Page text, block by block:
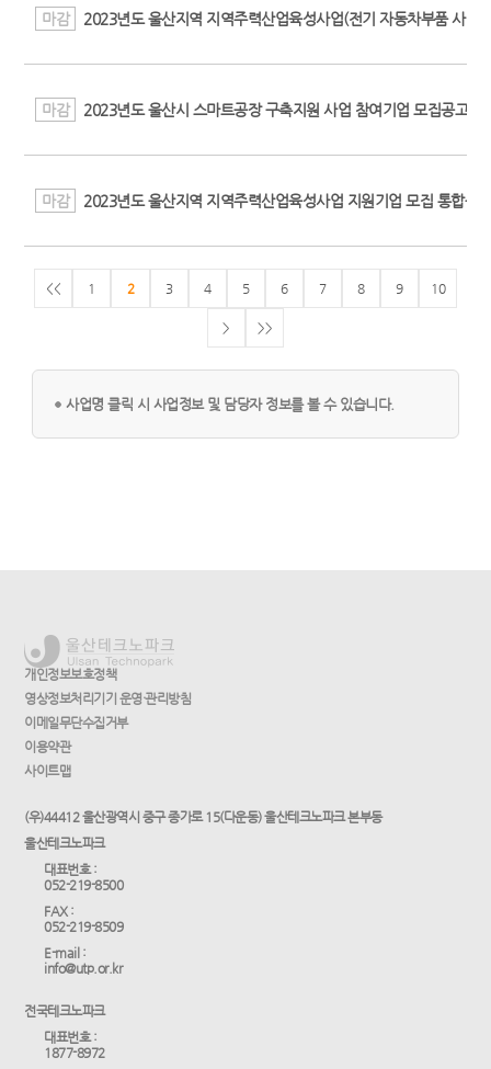
마감 2023년도 울산지역 지역주력산업육성사업(전기 자동차부품 사업
마감 2023년도 울산시 스마트공장 구축지원 사업 참여기업 모집공고
마감 2023년도 울산지역 지역주력산업육성사업 지원기업 모집 통합공
<< 1 2 3 4 5 6 7 8 9 10
> >>
사업명 클릭 시 사업정보 및 담당자 정보를 볼 수 있습니다.
개인정보보호정책
영상정보처리기기 운영·관리방침
이메일무단수집거부
이용약관
사이트맵
(우)44412 울산광역시 중구 종가로 15(다운동) 울산테크노파크 본부동
울산테크노파크
대표번호 :
052-219-8500
FAX :
052-219-8509
E-mail :
info@utp.or.kr
전국테크노파크
대표번호 :
1877-8972